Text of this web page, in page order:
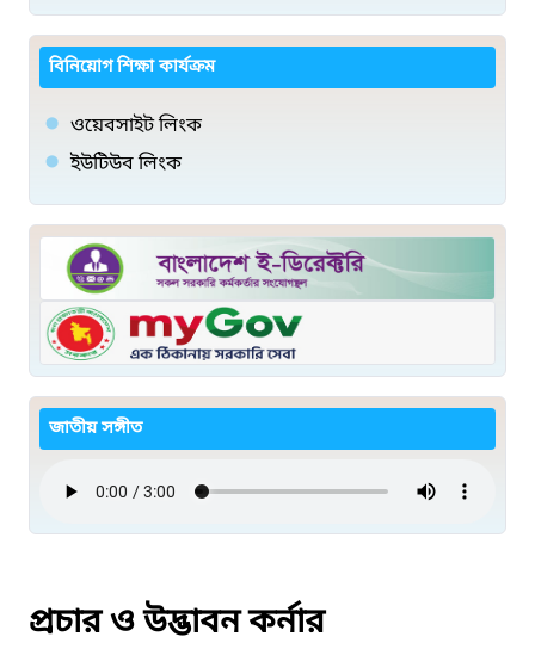
বিনিয়োগ শিক্ষা কার্যক্রম
ওয়েবসাইট লিংক
ইউটিউব লিংক
জাতীয় সঙ্গীত
প্রচার ও উদ্ভাবন কর্নার